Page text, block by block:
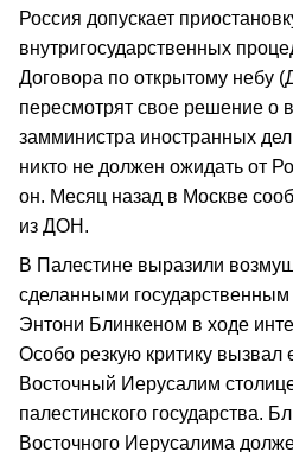
Россия допускает
внутригосударственных
Договора по открытому
пересмотрят свое решение о
замминистра иностранных
никто не должен ожидать от
он. Месяц назад в Москве
из ДОН.
В Палестине выразили
сделанными
Энтони Блинкеном в ходе
Особо резкую критику вызвал
Восточный Иерусалим
палестинского государства.
Восточного Иерусалима